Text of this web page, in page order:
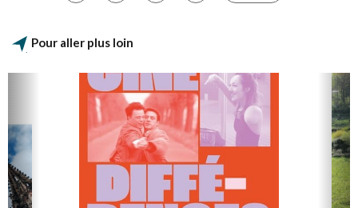
Pour aller plus loin